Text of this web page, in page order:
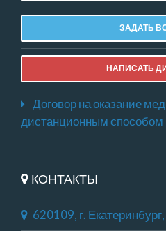
ЗАДАТЬ
НАПИСАТЬ
Договор на оказание
дистанционным способом
КОНТАКТЫ
620109, г.